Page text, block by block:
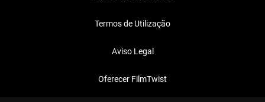
Termos de Utilização
Aviso Legal
Oferecer FilmTwist